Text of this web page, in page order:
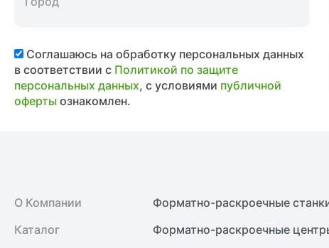
Соглашаюсь на обработку персональных данных
в соответствии с Политикой по защите
персональных данных, с условиями публичной
офертыознакомлен.
О Компании
Каталог
Форматно-раскроечные
Форматно-раскроечные